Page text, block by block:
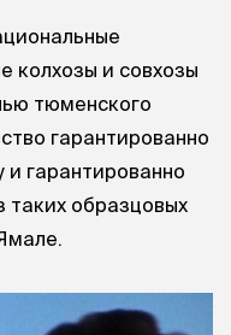
колхозы и совхозы
тюменского
гарантированно
и гарантированно
образцовых